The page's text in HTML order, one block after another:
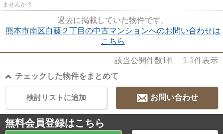
ませんか？
過去に掲載していた物件です。
熊本市南区白藤２丁目の中古マンションへのお問い合わせは
こちら
該当公開件数1件 1-1件表示
チェックした物件をまとめて
お問い合わせ
検討リストに追加
無料会員登録はこちら